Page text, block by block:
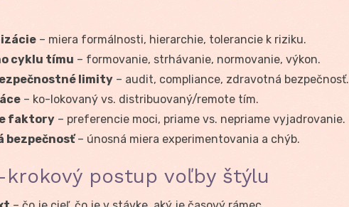
– miera formálnosti, hierarchie, tolerancie k riziku.
cyklu tímu – formovanie, strhávanie, normovanie, výkon.
limity – audit, compliance, zdravotná bezpečnosť.
– ko-lokovaný vs. distribuovaný/remote tím.
faktory – preferencie moci, priame vs. nepriame vyjadrovanie.
bezpečnosť– únosná miera experimentovania a chýb.
krokový postup voľby štýlu